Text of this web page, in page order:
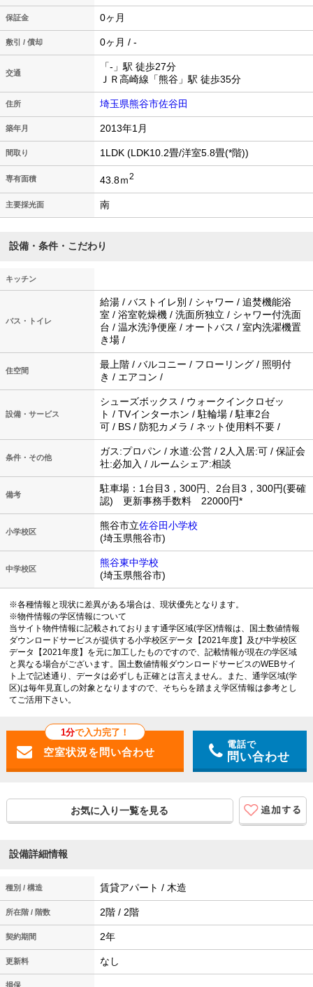
保証金 0ヶ月
敷引 / 償却 0ヶ月 / -
交通
「-」駅 徒歩27分
ＪＲ高崎線「熊谷」駅 徒歩35分
住所 埼玉県熊谷市佐谷田
築年月 2013年1月
間取り 1LDK (LDK10.2畳/洋室5.8畳(*階))
専有面積 43.8ｍ2
主要採光面 南
設備・条件・こだわり
キッチン
バス・トイレ
給湯 / バストイレ別 / シャワー / 追焚機能浴
室 / 浴室乾燥機 / 洗面所独立 / シャワー付洗面
台 / 温水洗浄便座 / オートバス / 室内洗濯機置
き場 /
住空間
最上階 / バルコニー / フローリング / 照明付
き / エアコン /
設備・サービス
シューズボックス / ウォークインクロゼッ
ト / TVインターホン / 駐輪場 / 駐車2台
可 / BS / 防犯カメラ / ネット使用料不要 /
条件・その他
ガス:プロパン / 水道:公営 / 2人入居:可 / 保証会
社:必加入 / ルームシェア:相談
備考
駐車場：1台目3，300円、2台目3，300円(要確
認) 更新事務手数料 22000円*
小学校区
熊谷市立佐谷田小学校
(埼玉県熊谷市)
中学校区
熊谷東中学校
(埼玉県熊谷市)
※各種情報と現状に差異がある場合は、現状優先となります。
※物件情報の学区情報について
当サイト物件情報に記載されております通学区域(学区)情報は、国土数値情報
ダウンロードサービスが提供する小学校区データ【2021年度】及び中学校区
データ【2021年度】を元に加工したものですので、記載情報が現在の学区域
と異なる場合がございます。国土数値情報ダウンロードサービスのWEBサイ
ト上で記述通り、データは必ずしも正確とは言えません。また、通学区域(学
区)は毎年見直しの対象となりますので、そちらを踏まえ学区情報は参考とし
てご活用下さい。
1分で入力完了！
電話で
問い合わせ
お気に入り一覧を見る
設備詳細情報
種別 / 構造 賃貸アパート / 木造
所在階 / 階数 2階 / 2階
契約期間 2年
更新料 なし
損保